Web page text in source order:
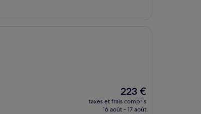
Le
nouveau
prix
223 €
taxes et frais compris
16 août - 17 août